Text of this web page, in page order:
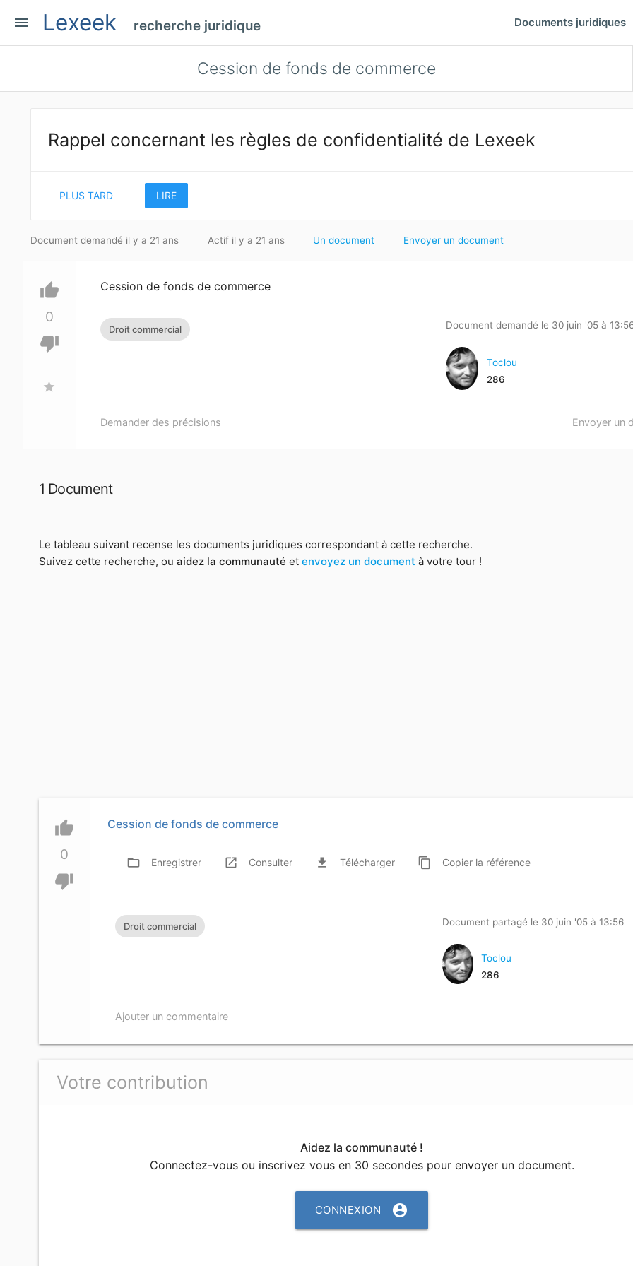
menu Lexeek recherche juridique Documents juridiques
Cession de fonds de commerce
Rappel concernant les règles de confidentialité de Lexeek
PLUS TARD LIRE
Document demandé il y a 21 ans Actif il y a 21 ans Un document Envoyer un document
thumb_up
0
thumb_down
star
Cession de fonds de commerce
Droit commercial Document demandé le 30 juin '05 à
Toclou
286
Demander des précisions Envoyer un
1 Document
Le tableau suivant recense les documents juridiques correspondant à cette recherche.
Suivez cette recherche, ou aidez la communauté et envoyez un document à votre tour !
thumb_up
0
thumb_down
Cession de fonds de commerce
folder_open Enregistrer launch Consulter file_download Télécharger content_copy Copierla référence
Droit commercial Document partagé le 30 juin '05 à 13:56
Toclou
286
Ajouter un commentaire
Votre contribution
Aidez la communauté !
Connectez-vous ou inscrivez vous en 30 secondes pour envoyer un document.
CONNEXION account_circle